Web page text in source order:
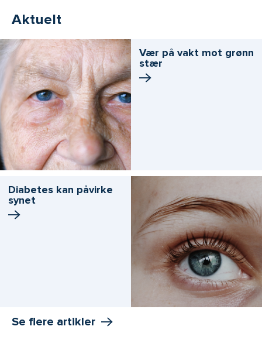
Aktuelt
Vær på vakt mot grønn
stær
Diabetes kan påvirke
synet
Se flere artikler